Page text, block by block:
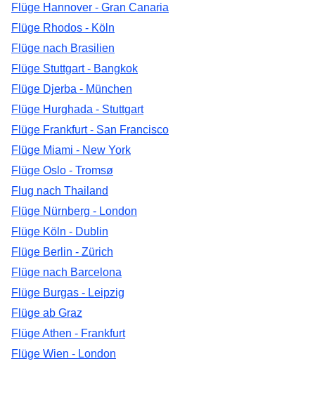
Flüge Hannover - Gran Canaria
Flüge Rhodos - Köln
Flüge nach Brasilien
Flüge Stuttgart - Bangkok
Flüge Djerba - München
Flüge Hurghada - Stuttgart
Flüge Frankfurt - San Francisco
Flüge Miami - New York
Flüge Oslo - Tromsø
Flug nach Thailand
Flüge Nürnberg - London
Flüge Köln - Dublin
Flüge Berlin - Zürich
Flüge nach Barcelona
Flüge Burgas - Leipzig
Flüge ab Graz
Flüge Athen - Frankfurt
Flüge Wien - London